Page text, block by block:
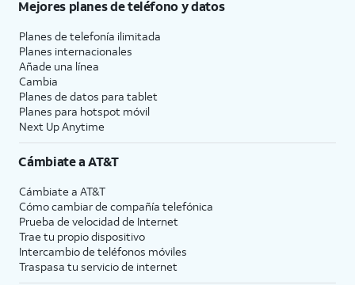
Mejores planes de teléfono y datos
Planes de telefonía ilimitada
Planes internacionales
Añade una línea
Cambia
Planes de datos para tablet
Planes para hotspot móvil
Next Up Anytime
Cámbiate aAT&T
Cámbiate a AT&T
Cómo cambiar de compañía telefónica
Prueba de velocidad de Internet
Trae tu propio dispositivo
Intercambio de teléfonos móviles
Traspasa tu servicio de internet